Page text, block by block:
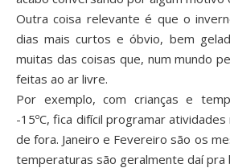
Outra coisa relevante é que o
dias mais curtos e óbvio, bem
muitas das coisas que, num mundo
feitas ao ar livre.
Por exemplo, com crianças e
-15ºC, fica difícil programar
de fora. Janeiro e Fevereiro são os
temperaturas são geralmente daí pra